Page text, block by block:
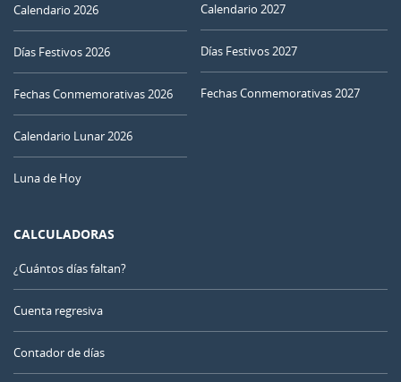
Calendario 2026
Días Festivos 2026
Fechas Conmemorativas 2026
Calendario Lunar 2026
Luna de Hoy
Calendario 2027
Días Festivos 2027
Fechas Conmemorativas 2027
CALCULADORAS
¿Cuántos días faltan?
Cuenta regresiva
Contador de días